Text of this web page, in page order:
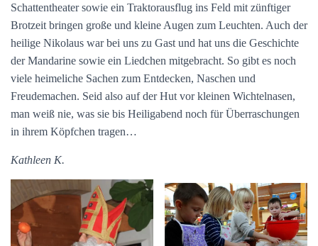
Schattentheater sowie ein Traktorausflug ins Feld mit zünftiger
Brotzeit bringen große und kleine Augen zum Leuchten. Auch der
heilige Nikolaus war bei uns zu Gast und hat uns die Geschichte
der Mandarine sowie ein Liedchen mitgebracht. So gibt es noch
viele heimeliche Sachen zum Entdecken, Naschen und
Freudemachen. Seid also auf der Hut vor kleinen Wichtelnasen,
man weiß nie, was sie bis Heiligabend noch für Überraschungen
in ihrem Köpfchen tragen…
Kathleen K.